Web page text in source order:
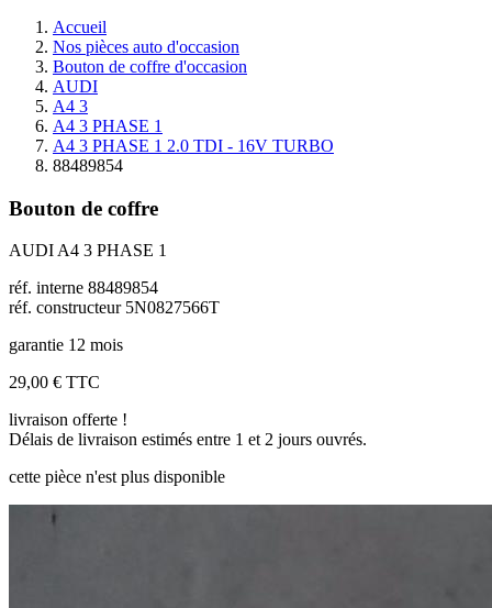
Accueil
Nos pièces auto d'occasion
Bouton de coffre d'occasion
AUDI
A4 3
A4 3 PHASE 1
A4 3 PHASE 1 2.0 TDI - 16V TURBO
88489854
Bouton de coffre
AUDI A4 3 PHASE 1
réf. interne 88489854
réf. constructeur 5N0827566T
garantie 12 mois
29,00 € TTC
livraison offerte !
Délais de livraison estimés entre 1 et 2 jours ouvrés.
cette pièce n'est plus disponible